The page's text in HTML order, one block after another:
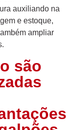
auxiliando na
e estoque,
ampliar
são